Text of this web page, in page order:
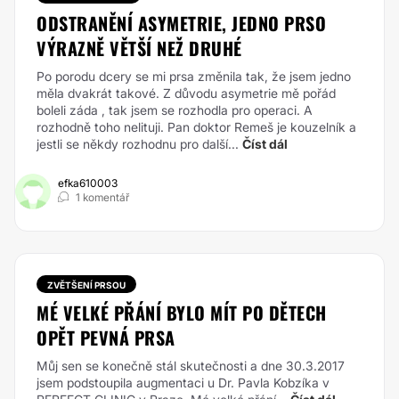
ODSTRANĚNÍ ASYMETRIE, JEDNO PRSO
VÝRAZNĚ VĚTŠÍ NEŽ DRUHÉ
Po porodu dcery se mi prsa změnila tak, že jsem jedno
měla dvakrát takové. Z důvodu asymetrie mě pořád
boleli záda , tak jsem se rozhodla pro operaci. A
rozhodně toho nelituji. Pan doktor Remeš je kouzelník a
jestli se někdy rozhodnu pro další... Číst dál
efka610003
1 komentář
ZVĚTŠENÍ PRSOU
MÉ VELKÉ PŘÁNÍ BYLO MÍT PO DĚTECH
OPĚT PEVNÁ PRSA
Můj sen se konečně stál skutečnosti a dne 30.3.2017
jsem podstoupila augmentaci u Dr. Pavla Kobzíka v